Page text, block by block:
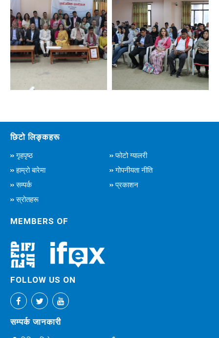
छिटो लिङ्कहरू
गृहपृष्ठ
फोटो ग्यालरी
हाम्रो बारेमा
गोपनीयता नीति
सम्पर्क
प्रकाशन
स्रोतहरू
MEMBERS OF
FOLLOW US ON
सम्पर्क जानकारी